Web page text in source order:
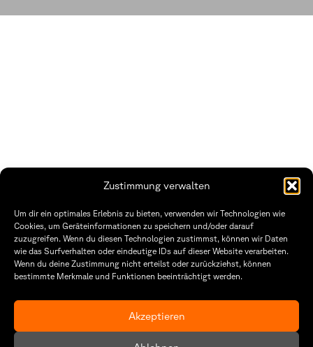
Zustimmung verwalten
Um dir ein optimales Erlebnis zu bieten, verwenden wir Technologien wie
Cookies, um Geräteinformationen zu speichern und/oder darauf
zuzugreifen. Wenn du diesen Technologien zustimmst, können wir Daten
wie das Surfverhalten oder eindeutige IDs auf dieser Website verarbeiten.
Wenn du deine Zustimmung nicht erteilst oder zurückziehst, können
bestimmte Merkmale und Funktionen beeinträchtigt werden.
Akzeptieren
Technische Hochschule
Würzburg-Schweinfurt
Sanderheinrichsleitenweg 20
97074 Würzburg
Öffnungszeiten Dekanat
Montag – Freitag
8:30 – 12:00
Dienstag & Donnerstag
8:30 – 15:30